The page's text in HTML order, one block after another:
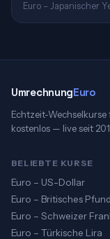
Euro – Japanischer
UmrechnungEuro
Echtzeit-
kostenlos — live seit
BELIEBTE KURSE
Euro – US-Dollar
Euro – Britisches Pfund
Euro – Schweizer
Euro – Türkische Lira